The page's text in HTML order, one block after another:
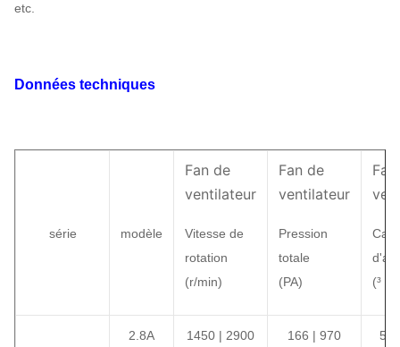
etc.
Données techniques
série modèle
Fan de
ventilateur
Vitesse de
rotation
(r/min)
Fan de
ventilateur
Pression
totale
(PA)
d'air
(³
2.8A 1450 | 2900 166 | 970